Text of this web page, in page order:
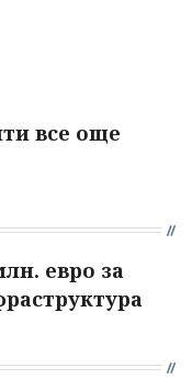
все още
евро за